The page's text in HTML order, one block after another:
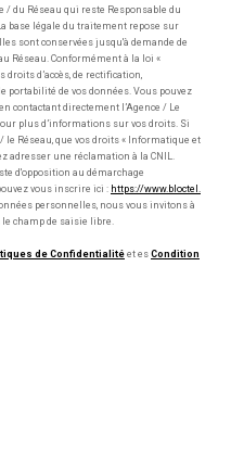
/ du Réseau qui reste Responsable du
base légale du traitement repose sur
sont conservées jusqu'à demande de
Réseau. Conformément à la loi «
d’accès, de rectification,
portabilité de vos données. Vous pouvez
contactant directement l’Agence / Le
plus d’informations sur vos droits. Si
le Réseau, que vos droits « Informatique et
adresser une réclamation à la CNIL.
d'opposition au démarchage
vous inscrire ici : https://www.bloctel.
personnelles, nous vous invitons à
champ de saisie libre.
de Confidentialité et es Condition